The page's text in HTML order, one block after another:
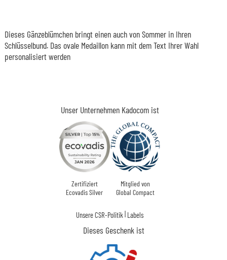
Unser Unternehmen Kadocom ist
Zertifiziert
Ecovadis Silver
Mitglied von
Global Compact
Unsere CSR-Politik | Labels
Dieses Geschenk ist
Dieses Gänzeblümchen bringt einen auch von Sommer in Ihren
Schlüsselbund. Das ovale Medaillon kann mit dem Text Ihrer Wahl
personalisiert werden